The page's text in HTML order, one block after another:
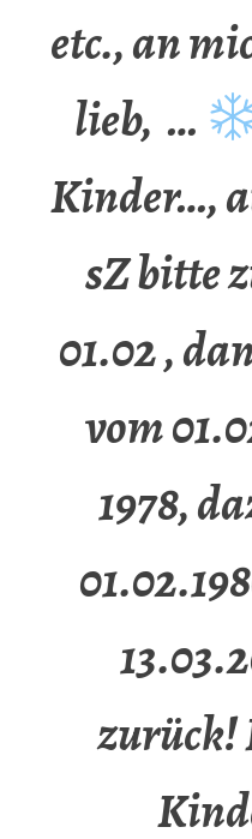
etc., an
lieb, …
Kinder…,
sZ bitte
01.02 ,
vom
1978,
zurück!